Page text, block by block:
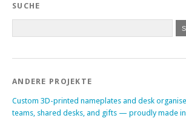
SUCHE
ANDERE PROJEKTE
Custom 3D-printed nameplates and desk
teams, shared desks, and gifts — proudly made